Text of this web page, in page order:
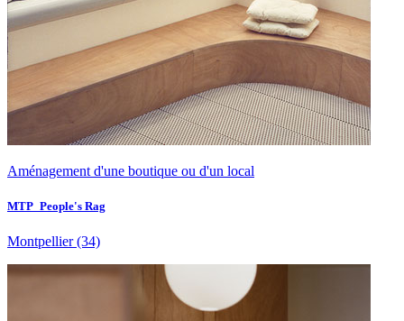
Aménagement d'une boutique ou d'un local
MTP_People's Rag
Montpellier(34)